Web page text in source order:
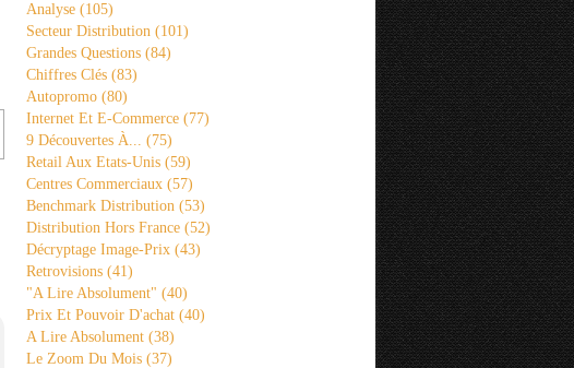
Analyse (105)
Secteur Distribution (101)
Grandes Questions (84)
Chiffres Clés (83)
Autopromo (80)
Internet Et E-Commerce (77)
9 Découvertes À... (75)
Retail Aux Etats-Unis (59)
Centres Commerciaux (57)
Benchmark Distribution (53)
Distribution Hors France (52)
Décryptage Image-Prix (43)
Retrovisions (41)
"a Lire Absolument" (40)
Prix Et Pouvoir D'achat (40)
A Lire Absolument (38)
Le Zoom Du Mois (37)